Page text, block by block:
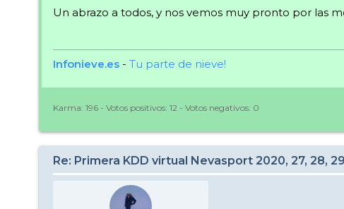
Un abrazo a todos, y nos vemos muy pronto por las
Infonieve.es - Tu parte de nieve!
Karma: 196 - Votos positivos: 12 - Votos negativos: 0
Re: Primera KDD virtual Nevasport 2020, 27, 28,